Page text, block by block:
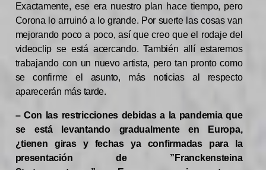
Exactamente, ese era nuestro plan hace tiempo, pero
Corona lo arruinó a lo grande. Por suerte las cosas van
mejorando poco a poco, así que creo que el rodaje del
videoclip se está acercando. También allí estaremos
trabajando con un nuevo artista, pero tan pronto como
se confirme el asunto, más noticias al respecto
aparecerán más tarde.
– Con las restricciones debidas a la pandemia que
se está levantando gradualmente en Europa,
¿tienen giras y fechas ya confirmadas para la
presentación de ”Franckensteina